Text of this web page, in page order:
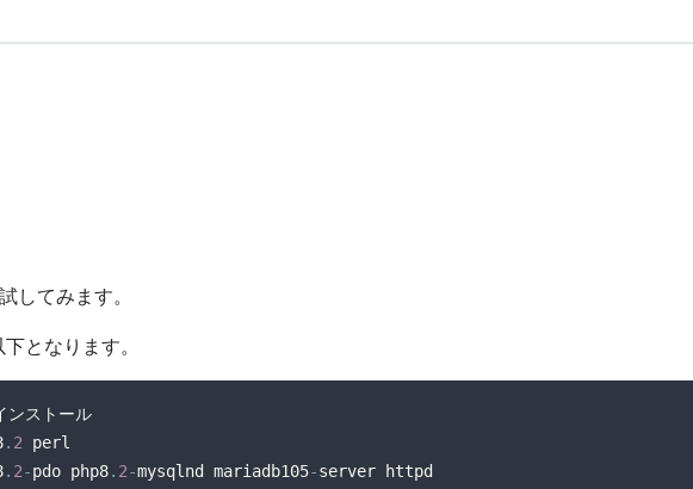
してみます。
となります。
suiteのインストール
. 2
. 2-pdo php8. 2-mysqlnd mariadb105-